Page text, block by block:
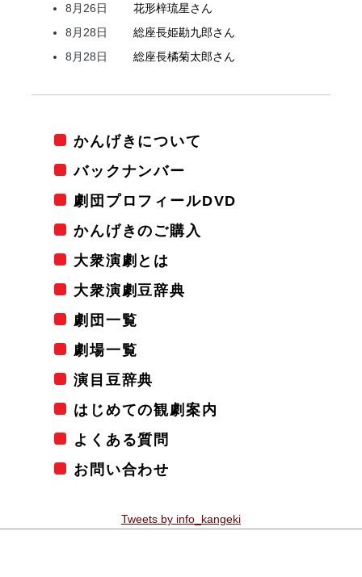
8月26日
花形梓琉星さん
8月28日
総座長姫勘九郎さん
8月28日
総座長橘菊太郎さん
かんげきについて
バックナンバー
劇団プロフィールDVD
かんげきのご購入
大衆演劇とは
大衆演劇豆辞典
劇団一覧
劇場一覧
演目豆辞典
はじめての観劇案内
よくある質問
お問い合わせ
Tweets by info_kangeki